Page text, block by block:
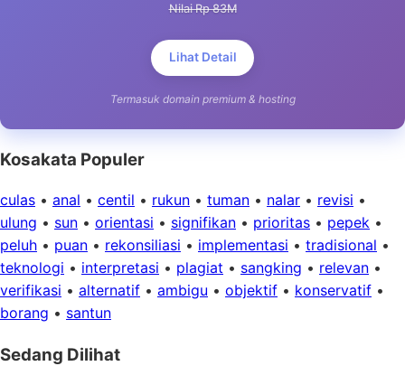
Nilai Rp 83M
Lihat Detail
Termasuk domain premium & hosting
Kosakata Populer
culas • anal • centil • rukun • tuman • nalar • revisi •
ulung • sun • orientasi • signifikan • prioritas • pepek •
peluh • puan • rekonsiliasi • implementasi • tradisional •
teknologi • interpretasi • plagiat • sangking • relevan •
verifikasi • alternatif • ambigu • objektif • konservatif •
borang • santun
Sedang Dilihat